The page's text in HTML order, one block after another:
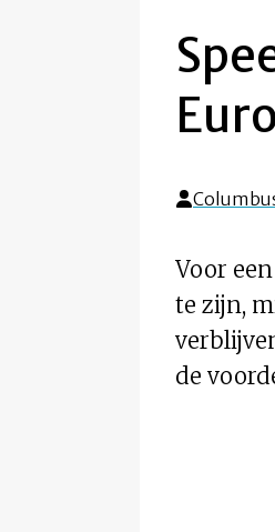
Voor
te zijn,
de